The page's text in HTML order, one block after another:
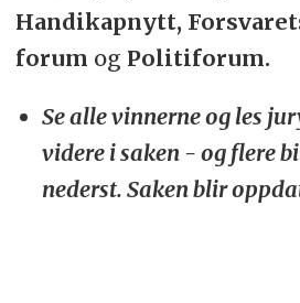
Handikapnytt,
forum og Politiforum.
Se alle vinnerne og les
videre i saken - og flere
nederst. Saken blir